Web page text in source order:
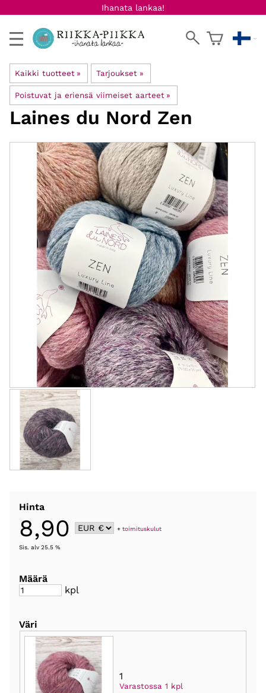
Ihanata lankaa!
Kaikki tuotteet ‪» Tarjoukset ‪»
Poistuvat ja eriensä viimeiset aarteet ‪»
Laines du Nord Zen
Hinta
8,90 +toimituskulut
Sis. alv 25.5 %
Määrä
kpl
Väri
1
Varastossa 1 kpl